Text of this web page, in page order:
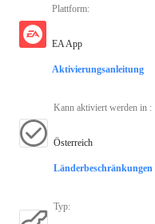
Plattform:
EA App
Aktivierungsanleitung
Kann aktiviert werden in :
Österreich
Länderbeschränkungen
Typ: